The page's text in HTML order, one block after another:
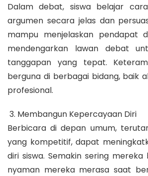
Dalam debat, siswa belajar
argumen secara jelas dan
mampu menjelaskan pendapat
mendengarkan lawan debat
tanggapan yang tepat.
berguna di berbagai bidang, baik
profesional.
3. Membangun Kepercayaan Diri
Berbicara di depan umum,
yang kompetitif, dapat
diri siswa. Semakin sering mereka
nyaman mereka merasa saat